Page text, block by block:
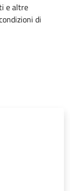
e altre
di